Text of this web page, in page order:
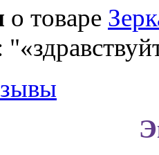
о товаре